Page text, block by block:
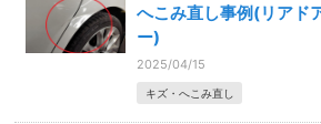
へこみ直し事例(リアド
ー)
2025/04/15
キズ・へこみ直し